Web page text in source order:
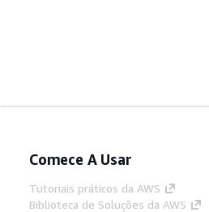
Comece A Usar
Tutoriais práticos da AWS
Biblioteca de Soluções da AWS